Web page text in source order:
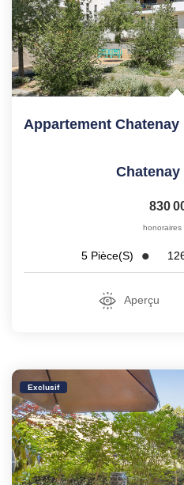
830
honoraires
5 Pièce(s)
Aperçu
Exclusif